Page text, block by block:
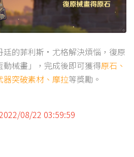
廷的菲利斯·尤格解決煩惱，復原
動械畫」，完成後即可獲得原石、
器突破素材、摩拉等獎勵。
08/22 03:59:59